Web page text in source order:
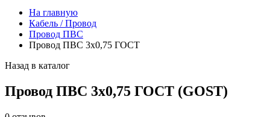
На главную
Кабель / Провод
Провод ПВС
Провод ПВС 3х0,75 ГОСТ
Назад в каталог
Провод ПВС 3х0,75 ГОСТ (GOST)